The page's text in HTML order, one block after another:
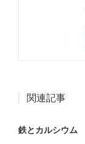
関連記事
鉄とカルシウム